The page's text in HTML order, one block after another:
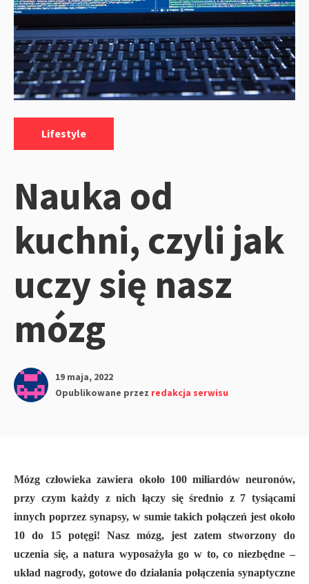
Lifestyle
Nauka od
kuchni, czyli jak
uczy się nasz
mózg
19 maja, 2022
Opublikowane przez redakcja serwisu
Mózg człowieka zawiera około 100 miliardów neuronów,
przy czym każdy z nich łączy się średnio z 7 tysiącami
innych poprzez synapsy, w sumie takich połączeń jest około
10 do 15 potęgi! Nasz mózg, jest zatem stworzony do
uczenia się, a natura wyposażyła go w to, co niezbędne –
układ nagrody, gotowe do działania połączenia synaptyczne